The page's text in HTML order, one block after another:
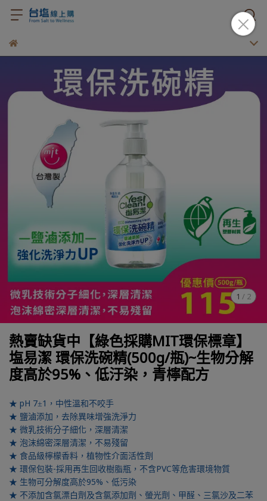
1 / 2
熱賣缺貨中【綠色採購MIT環保標章】
塩易潔 環保洗碗精(500g/瓶)~生物分解
度高於95%、低汙染，青檸配方
★ pH 7±1，中性溫和不咬手
★ 鹽滷添加，去除異味增強洗淨力
★ 微乳技術分子細化，深層清潔
★ 泡沫綿密深層清潔，不易殘留
★ 食品級檸檬香料，植物性介面活性劑
★ 環保包裝-採用再生回收樹脂瓶，不含PVC等危害環境物質
★ 生物可分解度高於95%、低污染
★ 不添加含氯漂白劑及含氯添加劑、螢光劑、甲醛、三氯沙及二苯